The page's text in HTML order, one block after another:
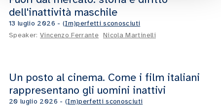
dell'inattività maschile
13 luglio 2026 - (Im)perfetti sconosciuti
Speaker:Vincenzo Ferrante Nicola Martinelli
22:08
Un posto al cinema. Come i film italiani
rappresentano gli uomini inattivi
20 luglio 2026 - (Im)perfetti sconosciuti